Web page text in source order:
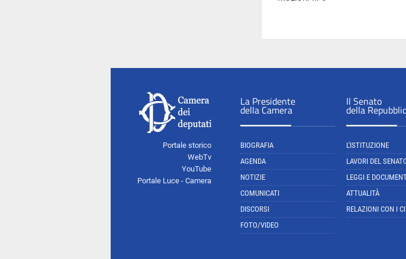
Portale storico
WebTv
YouTube
Portale Luce - Camera
La Presidente
della Camera
BIOGRAFIA
AGENDA
NOTIZIE
COMUNICATI
DISCORSI
FOTO/VIDEO
Il Senato
della
L'ISTITUZIONE
LAVORI DEL
LEGGI E
ATTUALITÀ
RELAZIONI CON I